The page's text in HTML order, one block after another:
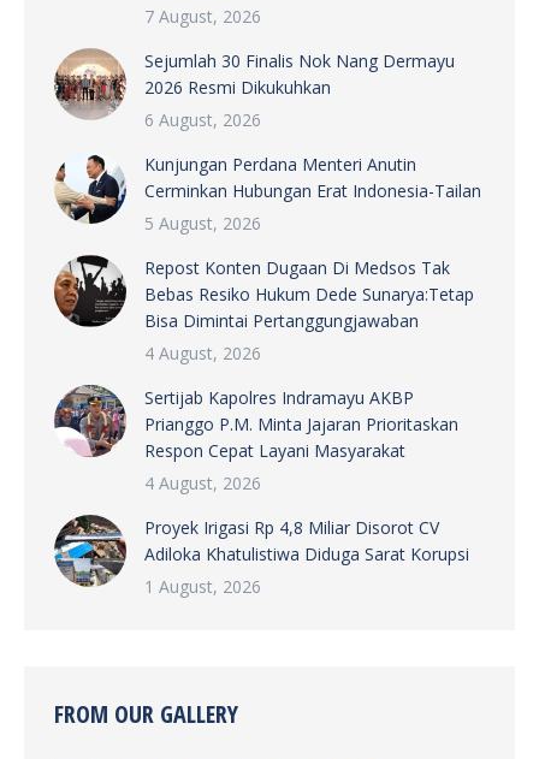
7 August, 2026
Sejumlah 30 Finalis Nok Nang Dermayu
2026 Resmi Dikukuhkan
6 August, 2026
Kunjungan Perdana Menteri Anutin
Cerminkan Hubungan Erat Indonesia-Tailan
5 August, 2026
Repost Konten Dugaan Di Medsos Tak
Bebas Resiko Hukum Dede Sunarya:Tetap
Bisa Dimintai Pertanggungjawaban
4 August, 2026
Sertijab Kapolres Indramayu AKBP
Prianggo P.M. Minta Jajaran Prioritaskan
Respon Cepat Layani Masyarakat
4 August, 2026
Proyek Irigasi Rp 4,8 Miliar Disorot CV
Adiloka Khatulistiwa Diduga Sarat Korupsi
1 August, 2026
FROM OUR GALLERY